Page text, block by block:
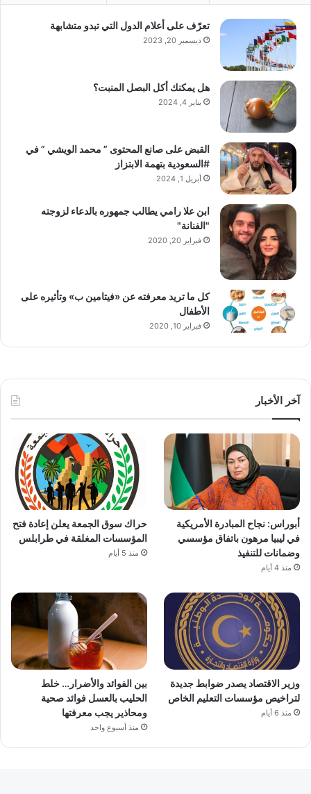
تعرّف على أعلام الدول التي تبدو متشابهة
ديسمبر 20, 2023
هل يمكنك أكل البصل المنبت؟
يناير 4, 2024
القبض على صانع المحتوى ” محمد الويشي ” في
#السعودية بتهمة الابتزاز
أبريل 1, 2024
ابن علا رامي يطالب جمهوره بالدعاء لزوجته
"الفنانة"
فبراير 20, 2020
كل ما تريد معرفته عن «فيتامين ب» وتأثيره على
الأطفال
فبراير 10, 2020
آخر الأخبار
أبوراس: نجاح المبادرة الأمريكية
في ليبيا مرهون باتفاق مؤسسي
وضمانات للتنفيذ
منذ 4 أيام
حراك سوق الجمعة يعلن إعادة فتح
المؤسسات المغلقة في طرابلس
منذ 5 أيام
وزير الاقتصاد يصدر ضوابط جديدة
لتراخيص مؤسسات التعليم الخاص
منذ 6 أيام
بين الفوائد والأضرار… خلط
الحليب بالعسل فوائد صحية
ومحاذير يجب معرفتها
منذ أسبوع واحد